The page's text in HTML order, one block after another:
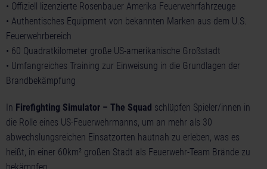
• Offiziell lizenzierte Rosenbauer Amerika Feuerwehrfahrzeuge
• Authentisches Equipment von bekannten Marken aus dem U.S.
Feuerwehrbereich
• 60 Quadratkilometer große US-amerikanische Großstadt
• Umfangreiches Training zur Einweisung in die Grundlagen der
Brandbekämpfung
In Firefighting Simulator – The Squad schlüpfen Spieler/innen in
die Rolle eines US-Feuerwehrmanns, um an mehr als 30
abwechslungsreichen Einsatzorten hautnah zu erleben, was es
heißt, in einer 60km² großen Stadt als Feuerwehr-Team Brände zu